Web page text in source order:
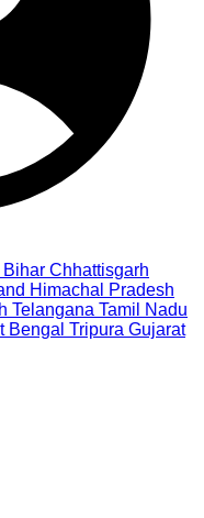
Bihar Chhattisgarh
Himachal Pradesh
Telangana Tamil Nadu
Bengal Tripura Gujarat